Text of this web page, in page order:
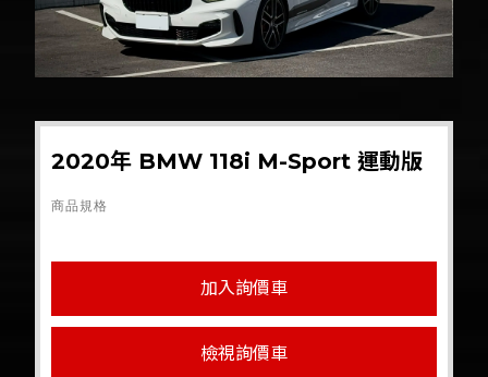
2020年 BMW 118i M-Sport 運動版
商品規格
檢視詢價車